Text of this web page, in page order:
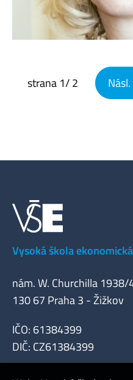
Navigace pro
strana 1/ 2
Vysoká škola
nám. W. Churchilla 1938/
130 67 Praha 3 - Žižkov
IČO: 61384399
DIČ: CZ61384399